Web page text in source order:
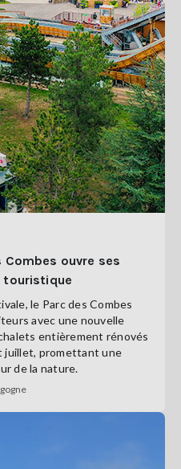
Combes ouvre ses
touristique
le Parc des Combes
avec une nouvelle
entièrement rénovés
juillet, promettant une
de la nature.